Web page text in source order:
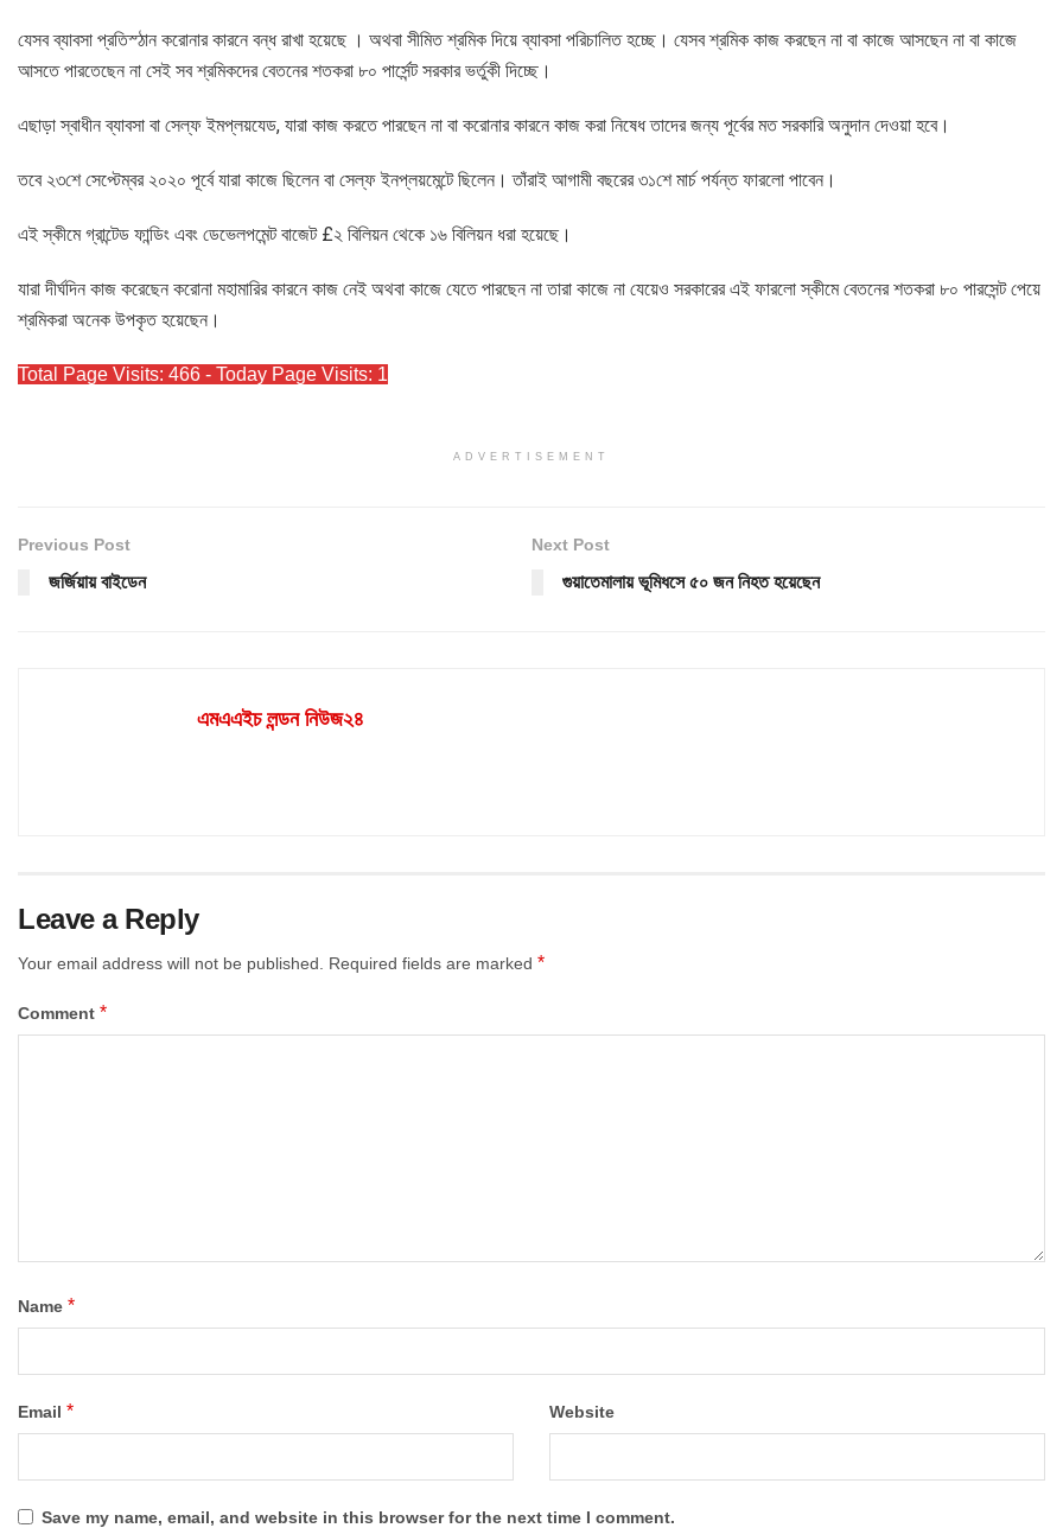
যেসব ব্যাবসা প্রতিস্ঠান করোনার কারনে বন্ধ রাখা হয়েছে । অথবা সীমিত শ্রমিক দিয়ে ব্যাবসা পরিচালিত হচ্ছে। যেসব শ্রমিক কাজ করছেন না বা কাজে আসছেন না বা কাজে
আসতে পারতেছেন না সেই সব শ্রমিকদের বেতনের শতকরা ৮০ পার্সেন্ট সরকার ভর্তুকী দিচ্ছে।
এছাড়া স্বাধীন ব্যাবসা বা সেল্ফ ইমপ্লয়যেড, যারা কাজ করতে পারছেন না বা করোনার কারনে কাজ করা নিষেধ তাদের জন্য পূর্বের মত সরকারি অনুদান দেওয়া হবে।
তবে ২৩শে সেপ্টেম্বর ২০২০ পূর্বে যারা কাজে ছিলেন বা সেল্ফ ইনপ্লয়মেন্টে ছিলেন। তাঁরাই আগামী বছরের ৩১শে মার্চ পর্যন্ত ফারলো পাবেন।
এই স্কীমে গ্রান্টেড ফান্ডিং এবং ডেভেলপমেন্ট বাজেট £২ বিলিয়ন থেকে ১৬ বিলিয়ন ধরা হয়েছে।
যারা দীর্ঘদিন কাজ করেছেন করোনা মহামারির কারনে কাজ নেই অথবা কাজে যেতে পারছেন না তারা কাজে না যেয়েও সরকারের এই ফারলো স্কীমে বেতনের শতকরা ৮০ পারসেন্ট পেয়ে
শ্রমিকরা অনেক উপকৃত হয়েছেন।
Total Page Visits: 466 - Today Page Visits: 1
ADVERTISEMENT
Previous Post
জর্জিয়ায় বাইডেন
Next Post
গুয়াতেমালায় ভূমিধসে ৫০ জন নিহত হয়েছেন
এমএএইচ লন্ডন নিউজ২৪
Leave a Reply
Your email address will not be published. Required fields are marked *
Comment *
Name *
Email * Website
Save my name, email, and website in this browser for the next time I comment.